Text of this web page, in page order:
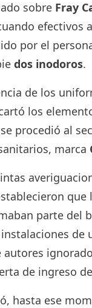
sobre Fray
efectivos
por el
dos inodoros.
de los
los
procedió al
marca
que
parte del
de
autores
de ingreso
hasta ese